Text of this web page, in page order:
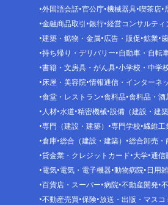
外国語会話 官公庁 機械器具 喫茶店
金融商品取引 銀行 経営コンサルティ
建築・鉱物・金属 広告・販促 鉱業
持ち帰り・デリバリー 自動車・自転
書籍・文房具・がん具 小学校・中学
床屋・美容院 情報通信・インターネ
食堂・レストラン 食料品 食料品・酒
人材 水道 精密機械 設備（建設・建築
専門（建設・建築）
専門学校 繊維工
倉庫 総合（建設・建築）
総合卸売・
貸金業・クレジットカード 大学 通信
電気 電気・電子機器 動物病院 日用
百貨店・スーパー 病院 不動産開発
不動産売買 保険 放送・出版・マスコ